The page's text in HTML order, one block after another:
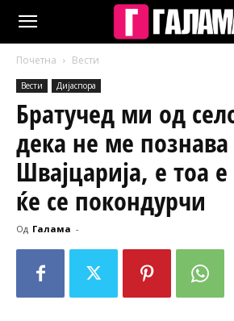
Почетна Вести
Вести Дијаспора
Братучед ми од
дека не ме
Швајцарија, е тоа е
ќе се покондурчи
Од Галама -